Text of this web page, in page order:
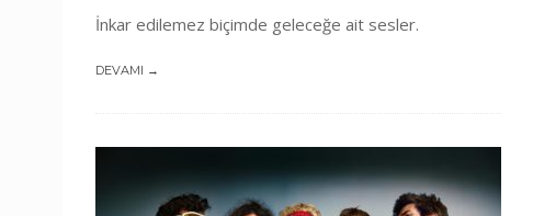
İnkar edilemez biçimde geleceğe ait sesler.
DEVAMI →